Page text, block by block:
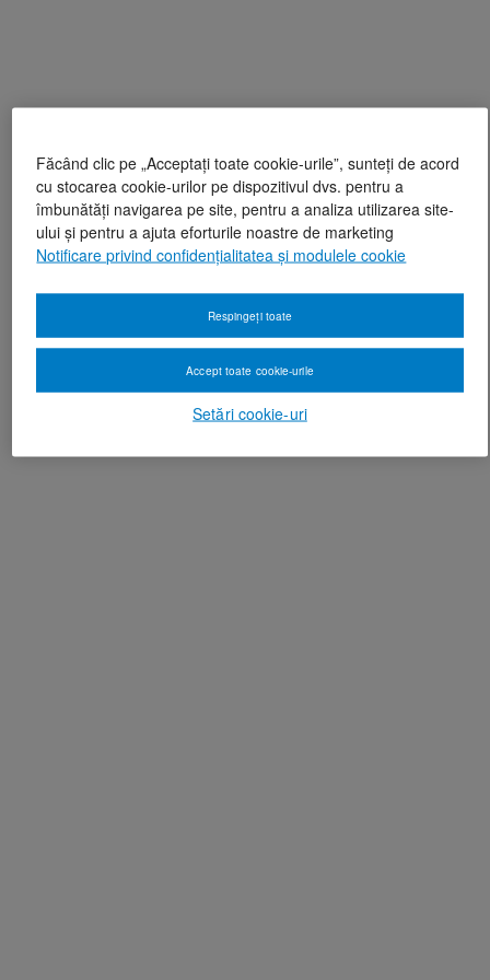
Făcând clic pe „Acceptați toate cookie-urile”, sunteți de acord
cu stocarea cookie-urilor pe dispozitivul dvs. pentru a
îmbunătăți navigarea pe site, pentru a analiza utilizarea site-
ului și pentru a ajuta eforturile noastre de marketing
Notificare privind confidențialitatea și modulele cookie
Setări cookie-uri
Respingeți toate
Accept toate cookie-urile